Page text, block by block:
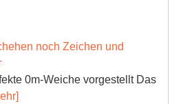
noch Zeichen und
0m-Weiche vorgestellt Das